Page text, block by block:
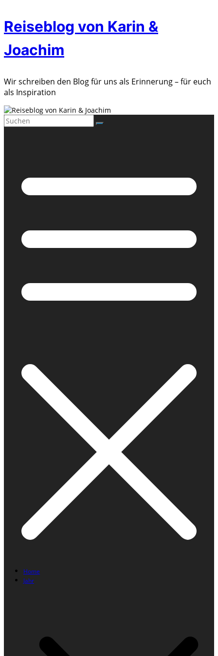
Zum
Inhalt
springen
Reiseblog von Karin &
Joachim
Wir schreiben den Blog für uns als Erinnerung – für euch
als Inspiration
Home
Jahr